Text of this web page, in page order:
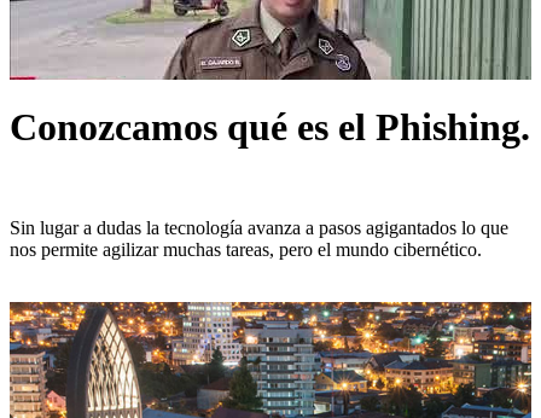
Conozcamos qué es el Phishing.
Sin lugar a dudas la tecnología avanza a pasos agigantados lo que
nos permite agilizar muchas tareas, pero el mundo cibernético.